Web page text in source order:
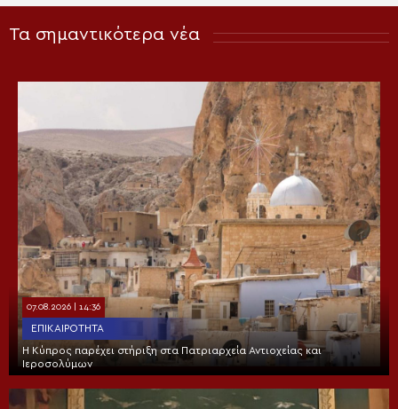
Τα σημαντικότερα νέα
07.08.2026 | 14:36
ΕΠΙΚΑΙΡΌΤΗΤΑ
Η Κύπρος παρέχει στήριξη στα Πατριαρχεία Αντιοχείας και
Ιεροσολύμων